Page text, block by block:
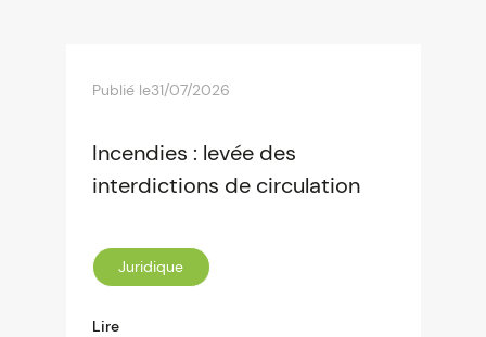
Publié le31/07/2026
Incendies : levée des
interdictions de circulation
Juridique
Lire